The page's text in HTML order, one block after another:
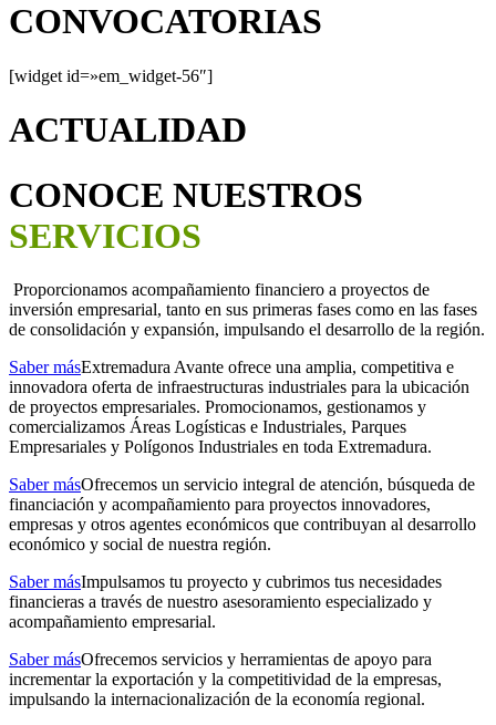
CONVOCATORIAS
[widget id=»em_widget-56″]
ACTUALIDAD
CONOCE NUESTROS
SERVICIOS
Proporcionamos acompañamiento financiero a proyectos de
inversión empresarial, tanto en sus primeras fases como en las fases
de consolidación y expansión, impulsando el desarrollo de la región.
Saber másExtremadura Avante ofrece una amplia, competitiva e
innovadora oferta de infraestructuras industriales para la ubicación
de proyectos empresariales. Promocionamos, gestionamos y
comercializamos Áreas Logísticas e Industriales, Parques
Empresariales y Polígonos Industriales en toda Extremadura.
Saber másOfrecemos un servicio integral de atención, búsqueda de
financiación y acompañamiento para proyectos innovadores,
empresas y otros agentes económicos que contribuyan al desarrollo
económico y social de nuestra región.
Saber másImpulsamos tu proyecto y cubrimos tus necesidades
financieras a través de nuestro asesoramiento especializado y
acompañamiento empresarial.
Saber másOfrecemos servicios y herramientas de apoyo para
incrementar la exportación y la competitividad de la empresas,
impulsando la internacionalización de la economía regional.